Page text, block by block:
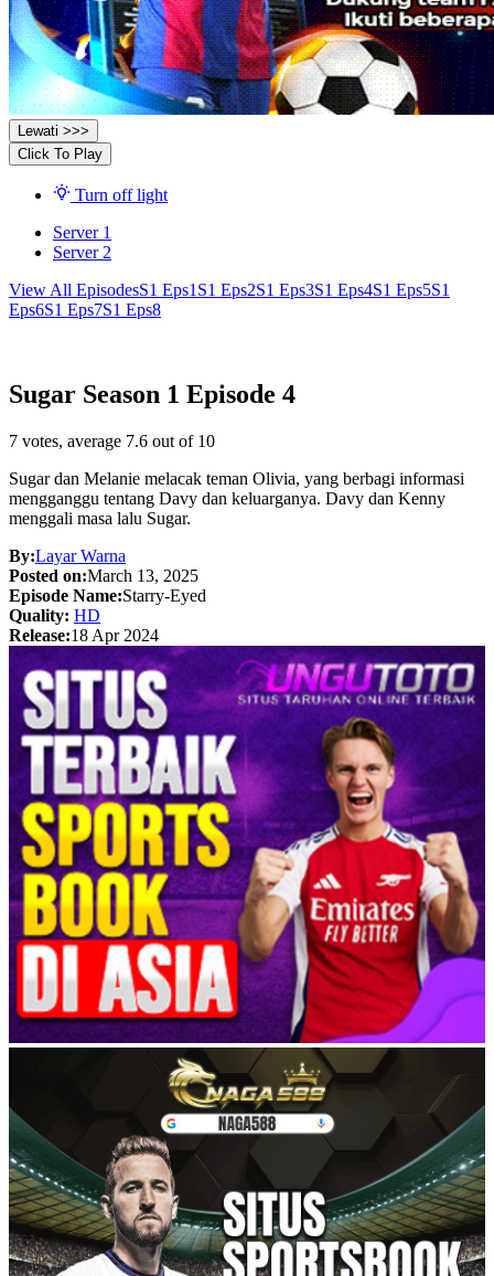
Lewati >>>
Click To Play
Turn off light
Server 1
Server 2
View All EpisodesS1 Eps1 S1 Eps2S1 Eps3S1 Eps4S1 Eps5S1
Eps6S1 Eps7S1 Eps8
Sugar Season 1 Episode 4
7 votes, average 7.6 out of 10
Sugar dan Melanie melacak teman Olivia, yang berbagi informasi
mengganggu tentang Davy dan keluarganya. Davy dan Kenny
menggali masa lalu Sugar.
By:Layar Warna
Posted on:March 13, 2025
Episode Name:Starry-Eyed
Quality: HD
Release:18 Apr 2024